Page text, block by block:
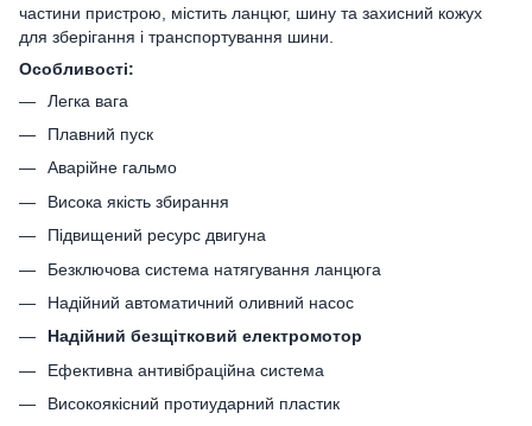
частини пристрою, містить ланцюг, шину та захисний кожух
для зберігання і транспортування шини.
Особливості:
Легка вага
Плавний пуск
Аварійне гальмо
Висока якість збирання
Підвищений ресурс двигуна
Безключова система натягування ланцюга
Надійний автоматичний оливний насос
Надійний безщітковий електромотор
Ефективна антивібраційна система
Високоякісний протиударний пластик